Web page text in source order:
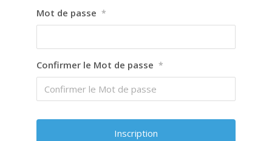
Mot de passe *
Confirmer le Mot de passe *